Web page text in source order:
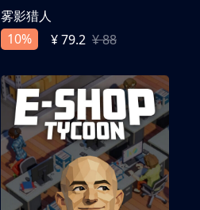
雾影猎人
10%
¥ 79.2 ¥ 88